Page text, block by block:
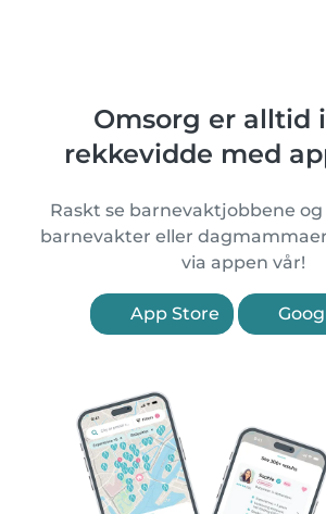
Omsorg er alltid
rekkevidde med
Raskt se barnevaktjobbene
barnevakter eller
via appen vår!
App Store